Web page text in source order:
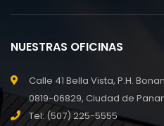
NUESTRAS OFICINAS
Calle 41 Bella Vista, P.H.
0819-06829, Ciudad de
Tel: (507) 225-5555